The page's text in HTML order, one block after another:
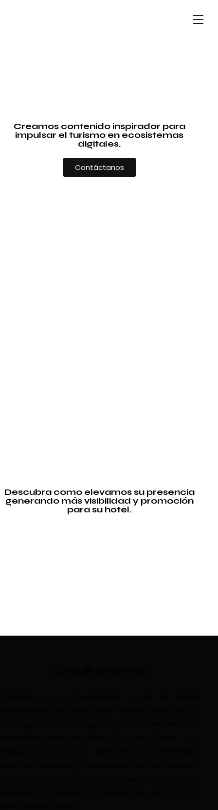
Creamos contenido inspirador para
impulsar el turismo en ecosistemas
digitales.
Contáctanos
Descubra como elevamos su presencia
generando más visibilidad y promoción
para su hotel.